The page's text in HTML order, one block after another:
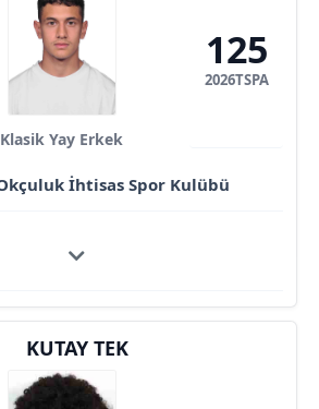
Klasik Yay Erkek
Okçuluk İhtisas Spor Kulübü
125
2026TSPA
KUTAY TEK